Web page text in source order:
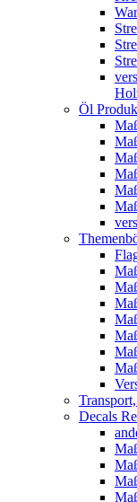
Öl
Decals